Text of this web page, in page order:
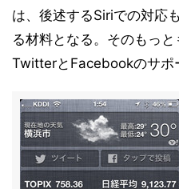
は、後述するSiriでの対応
る材料となる。そのもっと
TwitterとFacebookのサポ